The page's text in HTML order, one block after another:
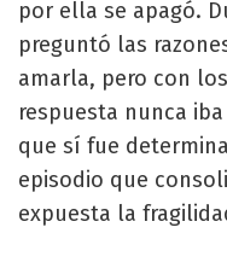
por ella se apagó.
preguntó las
amarla, pero con
respuesta nunca
que sí fue
episodio que
expuesta la